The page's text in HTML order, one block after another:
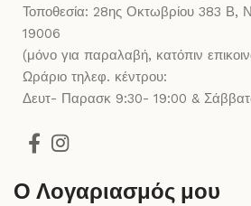
Τοποθεσία: 28ης Οκτωβρίου 383 Β,
19006
(μόνο για παραλαβή, κατόπιν
Ωράριο τηλεφ. κέντρου:
Δευτ- Παρασκ 9:30- 19:00 &
Ο Λογαριασμός μου